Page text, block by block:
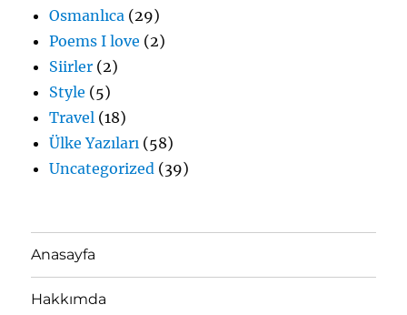
Osmanlıca (29)
Poems I love (2)
Siirler (2)
Style (5)
Travel (18)
Ülke Yazıları (58)
Uncategorized (39)
Anasayfa
Hakkımda